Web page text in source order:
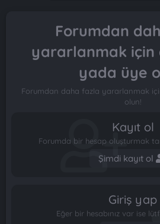
Forumdan
yararlanmak için
yada üye
Forumdan daha fazla yararlanmak
olun!
Kayıt ol
Forumda bir hesap oluşturmak
Şimdi kayıt ol
Giriş yap
Eğer bir hesabınız var ise